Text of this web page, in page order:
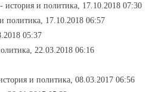
- история и политика, 17.10.2018 07:30
политика, 17.10.2018 06:57
05:37
22.03.2018 06:16
и политика, 08.03.2017 06:56